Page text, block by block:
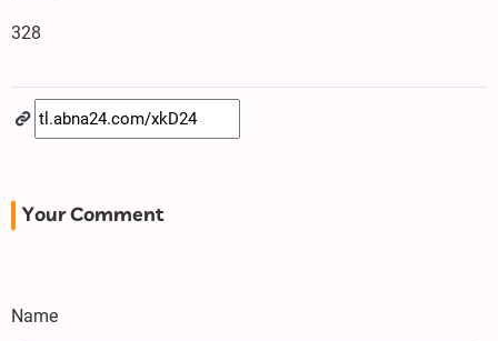
328
Your Comment
Name